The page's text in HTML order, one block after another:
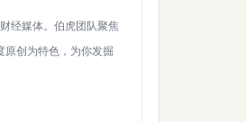
经媒体。伯虎团队聚焦
原创为特色，为你发掘